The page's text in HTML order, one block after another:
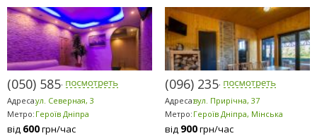
(050) 585-1371
Адреса:ул. Северная, 3
Метро: Героїв Дніпра
від 600грн/час
(096) 235-0035
Адреса:вул. Прирічна, 37
Метро: Героїв Дніпра, Мінська
від 900грн/час